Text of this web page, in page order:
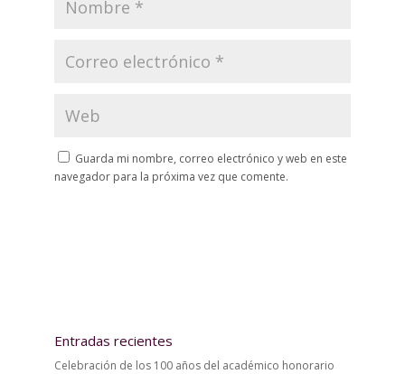
Guarda mi nombre, correo electrónico y web en este
navegador para la próxima vez que comente.
Entradas recientes
Celebración de los 100 años del académico honorario